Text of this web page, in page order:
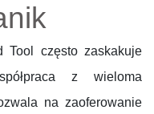
Tool często zaskakuje
z wieloma
na zaoferowanie